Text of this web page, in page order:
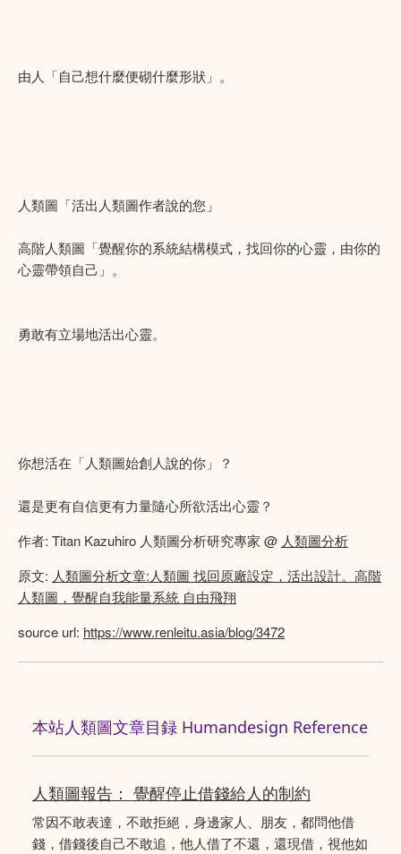
由人「自己想什麼便砌什麼形狀」。
人類圖「活出人類圖作者說的您」
高階人類圖「覺醒你的系統結構模式，找回你的心靈，由你的
心靈帶領自己」。
勇敢有立場地活出心靈。
你想活在「人類圖始創人說的你」？
還是更有自信更有力量隨心所欲活出心靈？
作者: Titan Kazuhiro 人類圖分析研究專家 @ 人類圖分析
原文: 人類圖分析文章:人類圖 找回原廠設定，活出設計。高階
人類圖，覺醒自我能量系統 自由飛翔
source url: https://www.renleitu.asia/blog/3472
本站人類圖文章目録 Humandesign Reference
人類圖報告： 覺醒停止借錢給人的制約
常因不敢表達，不敢拒絕，身邊家人、朋友，都問他借
錢，借錢後自己不敢追，他人借了不還，還現借，視他如